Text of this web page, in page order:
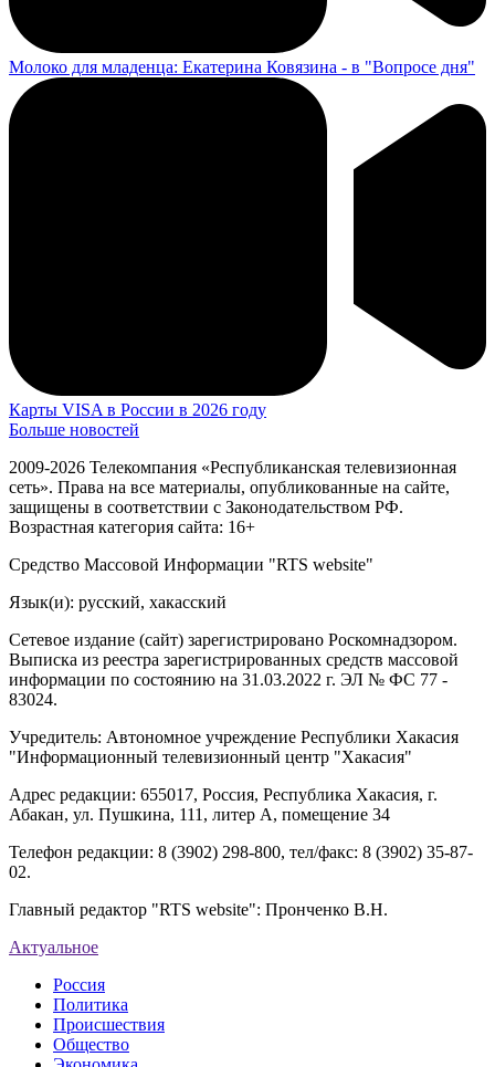
Молоко для младенца: Екатерина Ковязина - в "Вопросе дня"
Карты VISA в России в 2026 году
Больше новостей
2009-2026 Телекомпания «Республиканская телевизионная
сеть». Права на все материалы, опубликованные на сайте,
защищены в соответствии с Законодательством РФ.
Возрастная категория сайта: 16+
Средство Массовой Информации "RTS website"
Язык(и): русский, хакасский
Сетевое издание (сайт) зарегистрировано Роскомнадзором.
Выписка из реестра зарегистрированных средств массовой
информации по состоянию на 31.03.2022 г. ЭЛ № ФС 77 -
83024.
Учредитель: Автономное учреждение Республики Хакасия
"Информационный телевизионный центр "Хакасия"
Адрес редакции: 655017, Россия, Республика Хакасия, г.
Абакан, ул. Пушкина, 111, литер А, помещение 34
Телефон редакции: 8 (3902) 298-800, тел/факс: 8 (3902) 35-87-
02.
Главный редактор "RTS website": Пронченко В.Н.
Актуальное
Россия
Политика
Происшествия
Общество